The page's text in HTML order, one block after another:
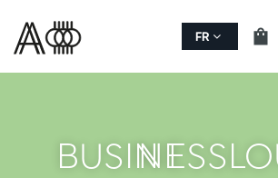
FR